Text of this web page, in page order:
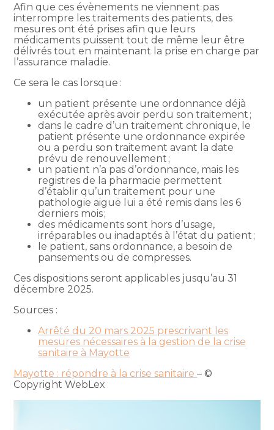
Afin que ces évènements ne viennent pas
interrompre les traitements des patients, des
mesures ont été prises afin que leurs
médicaments puissent tout de même leur être
délivrés tout en maintenant la prise en charge par
l’assurance maladie.
Ce sera le cas lorsque :
un patient présente une ordonnance déjà
exécutée après avoir perdu son traitement ;
dans le cadre d’un traitement chronique, le
patient présente une ordonnance expirée
ou a perdu son traitement avant la date
prévu de renouvellement ;
un patient n’a pas d’ordonnance, mais les
registres de la pharmacie permettent
d’établir qu’un traitement pour une
pathologie aiguë lui a été remis dans les 6
derniers mois ;
des médicaments sont hors d’usage,
irréparables ou inadaptés à l’état du patient ;
le patient, sans ordonnance, a besoin de
pansements ou de compresses.
Ces dispositions seront applicables jusqu’au 31
décembre 2025.
Sources :
Arrêté du 20 mars 2025 prescrivant les
mesures nécessaires à la gestion de la crise
sanitaire à Mayotte
Mayotte : répondre à la crise sanitaire– ©
Copyright WebLex